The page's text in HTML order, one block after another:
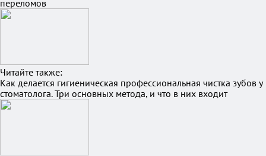
переломов
Читайте также:
Как делается гигиеническая профессиональная чистка зубов у
стоматолога. Три основных метода, и что в них входит